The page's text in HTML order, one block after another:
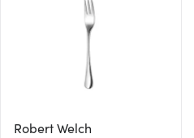
Robert Welch